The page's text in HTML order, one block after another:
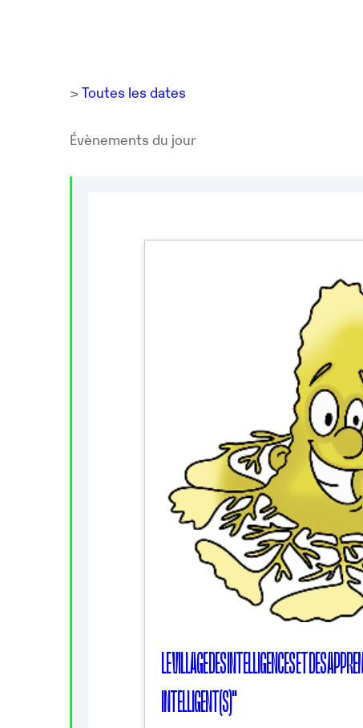
> Toutes les dates
Évènements du jour
LE VILLAGE DES INTELLIGENCES ET DES
INTELLIGENT(S)"